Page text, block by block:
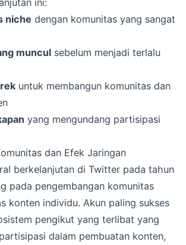
ini:
niche dengan komunitas yang sangat
muncul sebelum menjadi terlalu
untuk membangun komunitas dan
yang mengundang partisipasi
dan Efek Jaringan
berkelanjutan di Twitter pada tahun
pada pengembangan komunitas
konten individu. Akun paling sukses
pengikut yang terlibat yang
dalam pembuatan konten,